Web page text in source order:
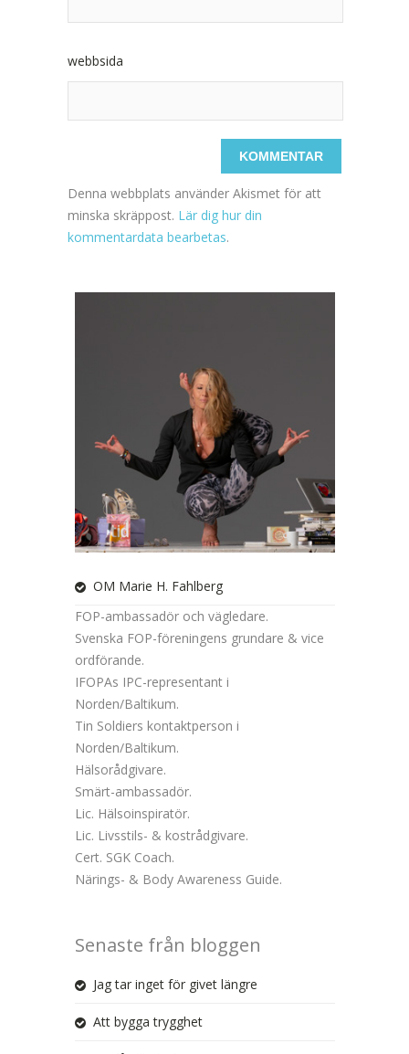
webbsida
Denna webbplats använder Akismet för att
minska skräppost. Lär dig hur din
kommentardata bearbetas.
OM Marie H. Fahlberg
FOP-ambassadör och vägledare.
Svenska FOP-föreningens grundare & vice
ordförande.
IFOPAs IPC-representant i
Norden/Baltikum.
Tin Soldiers kontaktperson i
Norden/Baltikum.
Hälsorådgivare.
Smärt-ambassadör.
Lic. Hälsoinspiratör.
Lic. Livsstils- & kostrådgivare.
Cert. SGK Coach.
Närings- & Body Awareness Guide.
Senaste från bloggen
Jag tar inget för givet längre
Att bygga trygghet